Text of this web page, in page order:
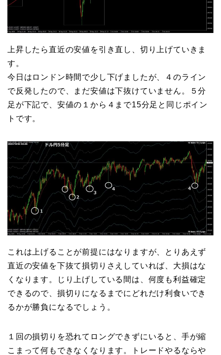
上昇したら直近の安値を引き直し、切り上げていきま
す。
今日はロンドン時間で少し下げましたが、４のライン
で反発したので、まだ安値は下抜けていません。５分
足が下記で、安値の１から４まで15分足と同じポイン
トです。
これは上げることが前提にはなりますが、とりあえず
直近の安値を下抜て損切りさえしていれば、大損はな
くなります。じり上げしている間は、何度も利益確定
できるので、損切りになるまでにどれだけ利食いでき
るかが勝負になるでしょう。
１回の損切りを恐れてロングできずにいると、手が縮
こまって何もできなくなります。トレードやるならや